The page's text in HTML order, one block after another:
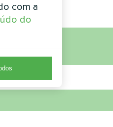
com a
do